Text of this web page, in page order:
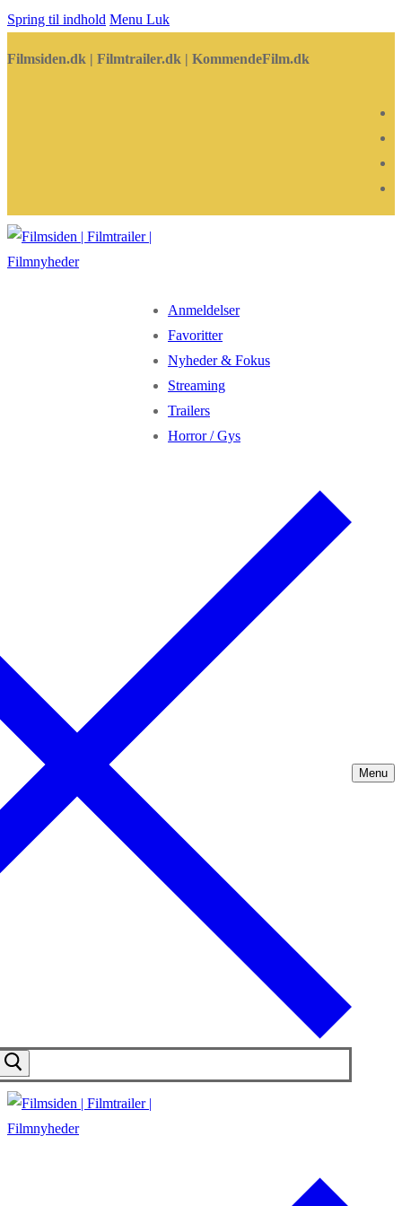
Spring til indhold Menu Luk
Filmsiden.dk | Filmtrailer.dk | KommendeFilm.dk
Anmeldelser
Favoritter
Nyheder & Fokus
Streaming
Trailers
Horror / Gys
Menu